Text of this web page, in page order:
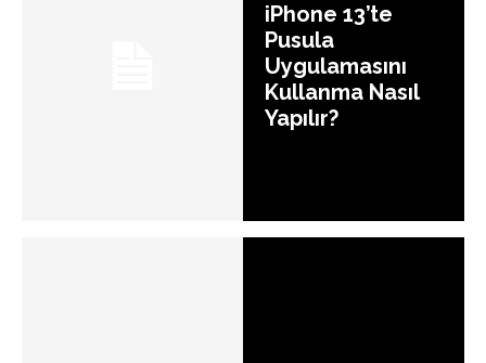
iPhone 13’te
Pusula
Uygulamasını
Kullanma Nasıl
Yapılır?